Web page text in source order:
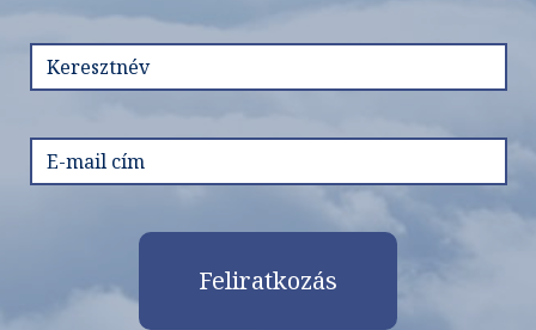
Feliratkozás